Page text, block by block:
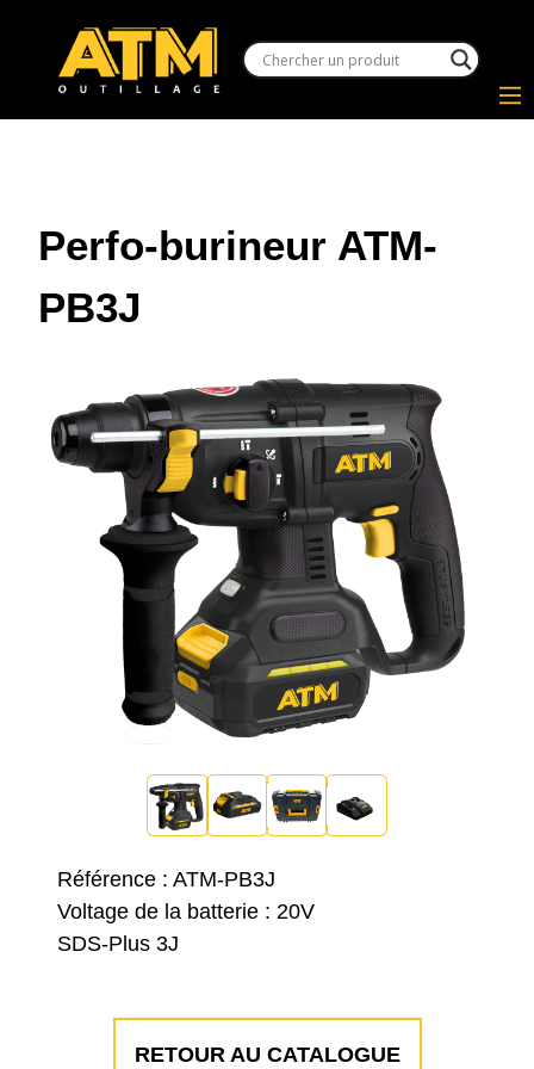
Perfo-burineur ATM-
PB3J
Référence : ATM-PB3J
Voltage de la batterie : 20V
SDS-Plus 3J
RETOUR AU CATALOGUE